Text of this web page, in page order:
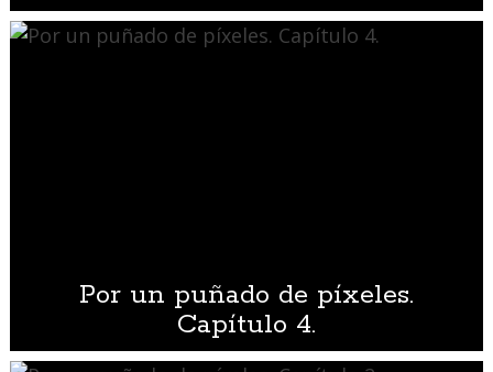
Por un puñado de píxeles.
Capítulo 4.